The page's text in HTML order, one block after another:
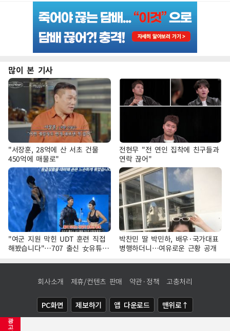
광
고
많이 본 기사
"서장훈, 28억에 산 서초 건물
450억에 매물로"
전현무 "전 연인 집착에 친구들과
연락 끊어"
"여군 지원 막힌 UDT 훈련 직접
해봤습니다"…707 출신 女유튜버
'완벽 소화'
박찬민 딸 박민하, 배우·국가대표
병행하더니…여유로운 근황 공개
회사소개 제휴/컨텐츠 판매 약관·정책 고충처리
PC화면 제보하기 앱 다운로드 맨위로↑